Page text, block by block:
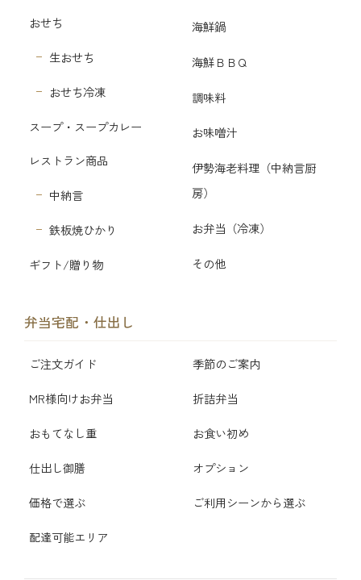
おせち
生おせち
おせち冷凍
スープ・スープカレー
レストラン商品
中納言
鉄板焼ひかり
ギフト/贈り物
海鮮鍋
海鮮ＢＢＱ
調味料
お味噌汁
伊勢海老料理（中納言厨
房）
お弁当（冷凍）
その他
弁当宅配・仕出し
ご注文ガイド 季節のご案内
MR様向けお弁当 折詰弁当
おもてなし重 お食い初め
仕出し御膳 オプション
価格で選ぶ ご利用シーンから選ぶ
配達可能エリア